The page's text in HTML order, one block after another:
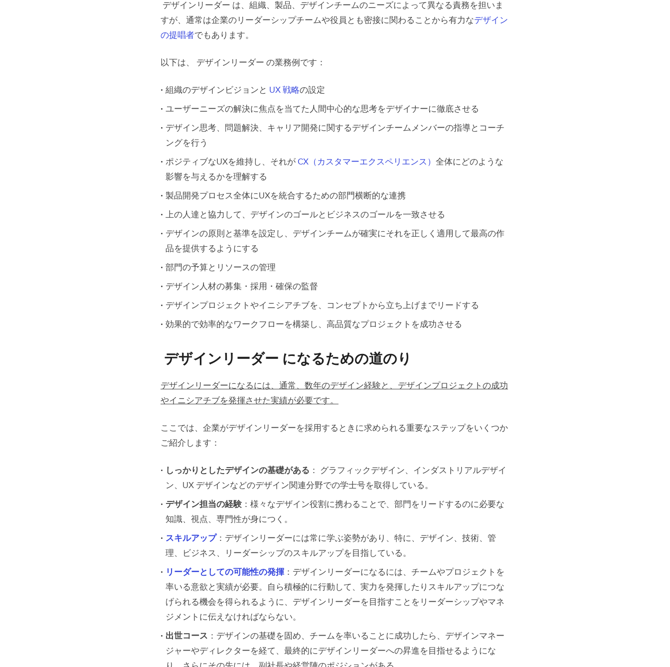
３．成功に導く デザインリーダー は、伝達上手であり聞き上手でもある
１．一緒に働く仲間に目標を求める
２．デザインプロセスに光を当てる
３．自分が現実的に信じるもののために戦う
５．回復と補償
６．どうすればもっとうまくいくのかを常に考える
UXPinで「いいデザイン」から「素晴らしいデザイン」へ
デザインリーダー は、組織、製品、デザインチームのニーズによって異なる責務を担いま
すが、通常は企業のリーダーシップチームや役員とも密接に関わることから有力なデザイン
の提唱者でもあります。
以下は、 デザインリーダー の業務例です：
組織のデザインビジョンと UX 戦略の設定
ユーザーニーズの解決に焦点を当てた人間中心的な思考をデザイナーに徹底させる
デザイン思考、問題解決、キャリア開発に関するデザインチームメンバーの指導とコーチ
ングを行う
ポジティブなUXを維持し、それが CX（カスタマーエクスペリエンス） 全体にどのような
影響を与えるかを理解する
製品開発プロセス全体にUXを統合するための部門横断的な連携
上の人達と協力して、デザインのゴールとビジネスのゴールを一致させる
デザインの原則と基準を設定し、デザインチームが確実にそれを正しく適用して最高の作
品を提供するようにする
部門の予算とリソースの管理
デザイン人材の募集・採用・確保の監督
デザインプロジェクトやイニシアチブを、コンセプトから立ち上げまでリードする
効果的で効率的なワークフローを構築し、高品質なプロジェクトを成功させる
デザインリーダー になるための道のり
デザインリーダーになるには、通常、数年のデザイン経験と、デザインプロジェクトの成功
やイニシアチブを発揮させた実績が必要です。
ここでは、企業がデザインリーダーを採用するときに求められる重要なステップをいくつか
ご紹介します：
しっかりとしたデザインの基礎がある ： グラフィックデザイン、インダストリアルデザイ
ン、UX デザインなどのデザイン関連分野での学士号を取得している。
デザイン担当の経験 ：様々なデザイン役割に携わることで、部門をリードするのに必要な
知識、視点、専門性が身につく。
スキルアップ：デザインリーダーには常に学ぶ姿勢があり、特に、デザイン、技術、管
理、ビジネス、リーダーシップのスキルアップを目指している。
リーダーとしての可能性の発揮 ：デザインリーダーになるには、チームやプロジェクトを
率いる意欲と実績が必要。自ら積極的に行動して、実力を発揮したりスキルアップにつな
げられる機会を得られるように、デザインリーダーを目指すことをリーダーシップやマネ
ジメントに伝えなければならない。
出世コース ：デザインの基礎を固め、チームを率いることに成功したら、デザインマネー
ジャーやディレクターを経て、最終的にデザインリーダーへの昇進を目指せるようにな